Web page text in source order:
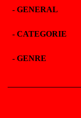
- GENERAL
- CATEGORIE
- GENRE